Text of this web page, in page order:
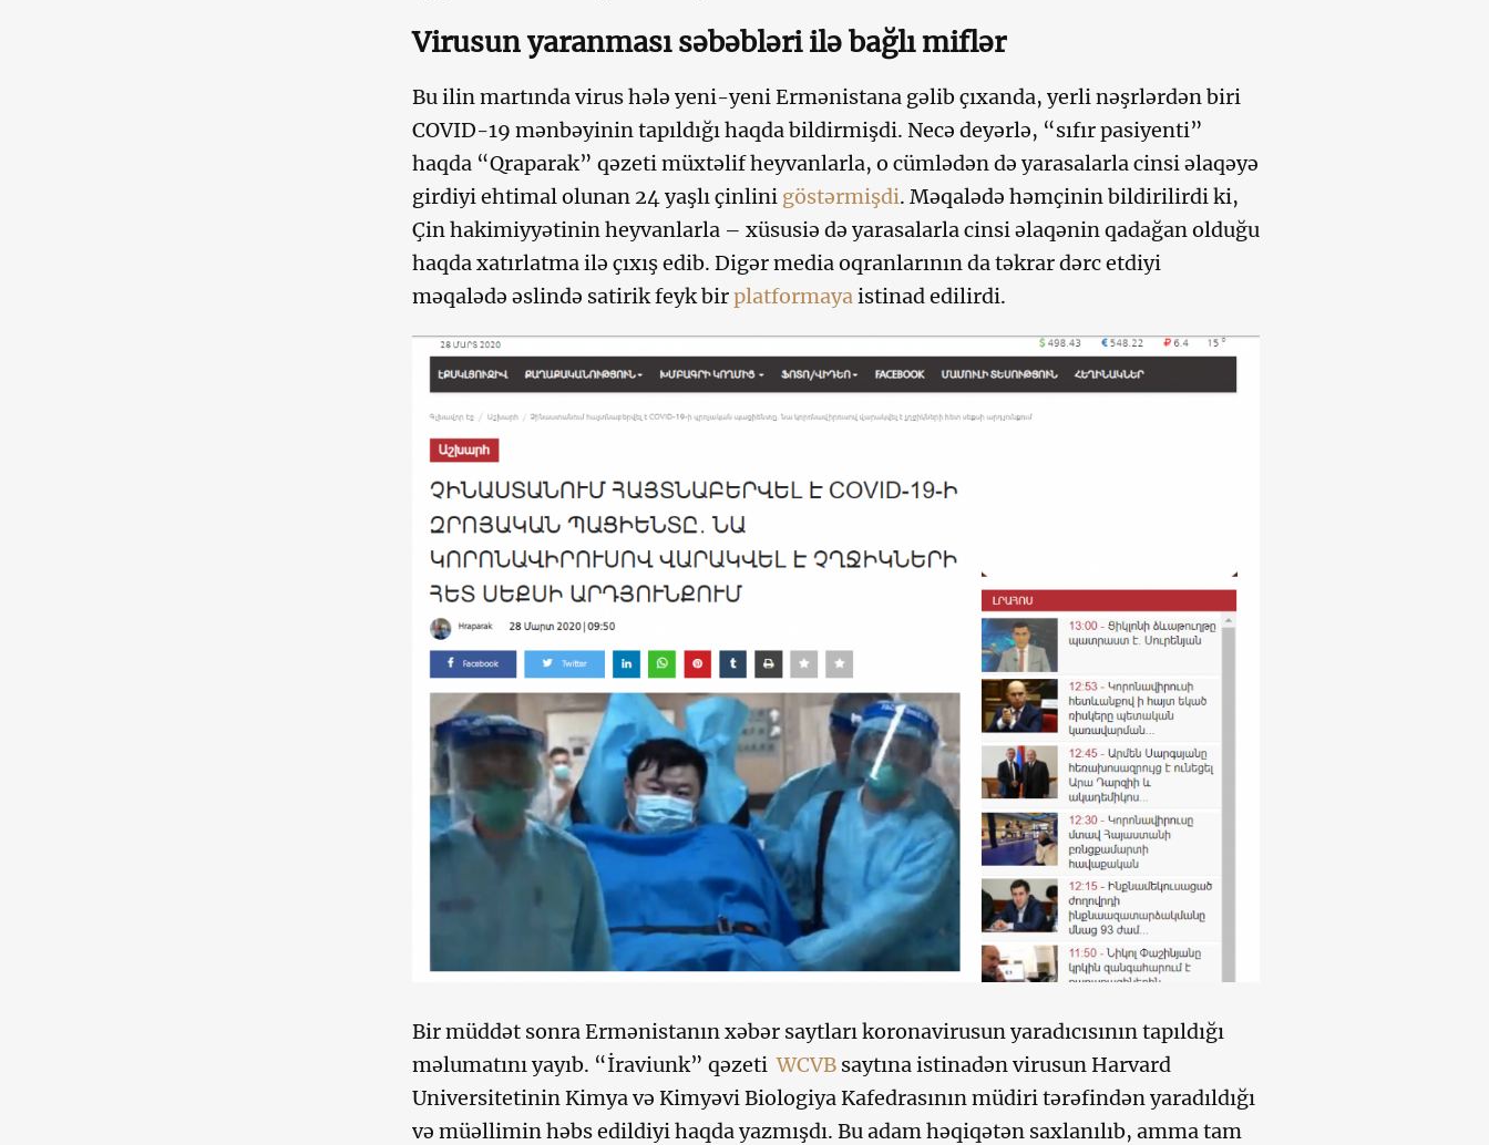
Virusun yaranması səbəbləri ilə bağlı miflər
Bu ilin martında virus hələ yeni-yeni Ermənistana gəlib çıxanda, yerli nəşrlərdən biri
COVID-19 mənbəyinin tapıldığı haqda bildirmişdi. Necə deyərlə, “sıfır pasiyenti”
haqda “Qraparak” qəzeti müxtəlif heyvanlarla, o cümlədən də yarasalarla cinsi əlaqəyə
girdiyi ehtimal olunan 24 yaşlı çinlini göstərmişdi. Məqalədə həmçinin bildirilirdi ki,
Çin hakimiyyətinin heyvanlarla – xüsusiə də yarasalarla cinsi əlaqənin qadağan olduğu
haqda xatırlatma ilə çıxış edib. Digər media oqranlarının da təkrar dərc etdiyi
məqalədə əslində satirik feyk birplatformayaistinad edilirdi.
Bir müddət sonra Ermənistanın xəbər saytları koronavirusun yaradıcısının tapıldığı
məlumatını yayıb. “İraviunk” qəzeti WCVB saytına istinadən virusun Harvard
Universitetinin Kimya və Kimyəvi Biologiya Kafedrasının müdiri tərəfindən yaradıldığı
və müəllimin həbs edildiyi haqda yazmışdı. Bu adam həqiqətən saxlanılıb, amma tam